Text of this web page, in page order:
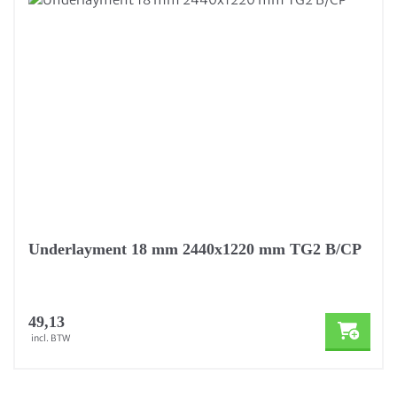
Underlayment 18 mm 2440x1220 mm TG2 B/CP
49,13
incl. BTW